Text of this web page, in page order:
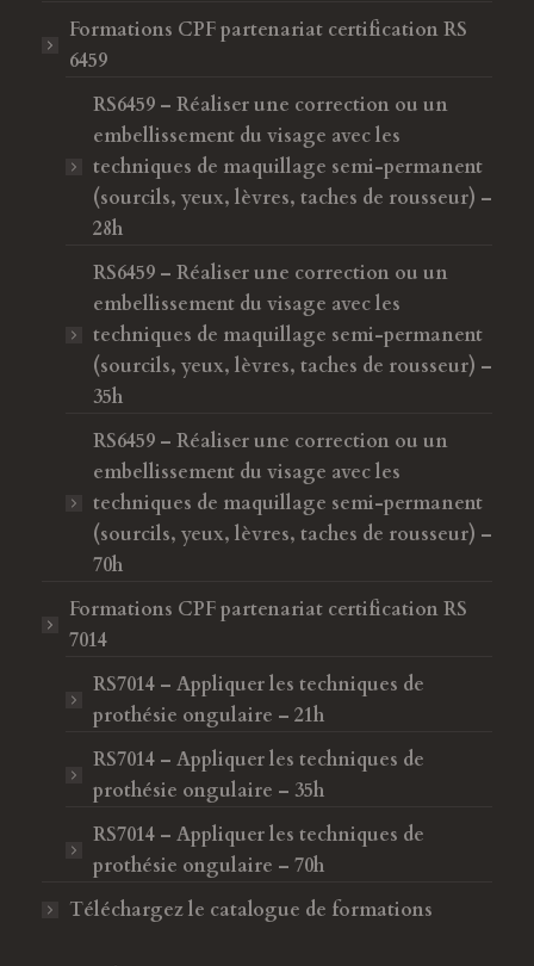
Formations CPFpartenariat certification RS
6459
RS6459 – Réaliser une correction ou un
embellissement du visage avec les
techniques de maquillage semi-permanent
(sourcils, yeux, lèvres, taches de rousseur) –
28h
RS6459 – Réaliser une correction ou un
embellissement du visage avec les
techniques de maquillage semi-permanent
(sourcils, yeux, lèvres, taches de rousseur) –
35h
RS6459 – Réaliser une correction ou un
embellissement du visage avec les
techniques de maquillage semi-permanent
(sourcils, yeux, lèvres, taches de rousseur) –
70h
Formations CPFpartenariat certification RS
7014
RS7014 – Appliquer les techniques de
prothésie ongulaire – 21h
RS7014 – Appliquer les techniques de
prothésie ongulaire – 35h
RS7014 – Appliquer les techniques de
prothésie ongulaire – 70h
Téléchargez le catalogue de formations